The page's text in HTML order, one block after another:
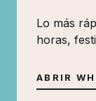
Lo más
horas,
ABRIR